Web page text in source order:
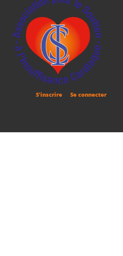
S'inscrire Se connecter